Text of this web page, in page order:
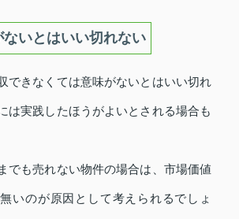
いとはいい切れない
できなくては意味がないとはいい切れ
は実践したほうがよいとされる場合も
でも売れない物件の場合は、市場価値
いのが原因として考えられるでしょ